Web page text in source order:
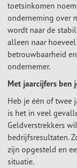
toetsinkomen
onderneming over
wordt naar de
alleen naar
betrouwbaarheid
ondernemer.
Met jaarcijfers ben
Heb je één of twee
is het in veel
Geldverstrekkers
bedrijfsresultaten.
zijn opgesteld en
situatie.